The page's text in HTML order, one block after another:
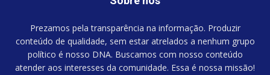
Prezamos pela transparência na informação. Produzir
conteúdo de qualidade, sem estar atrelados a nenhum grupo
político é nosso DNA. Buscamos com nosso conteúdo
atender aos interesses da comunidade. Essa é nossa missão!